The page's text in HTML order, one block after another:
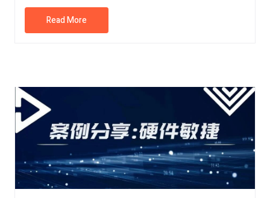
Read More